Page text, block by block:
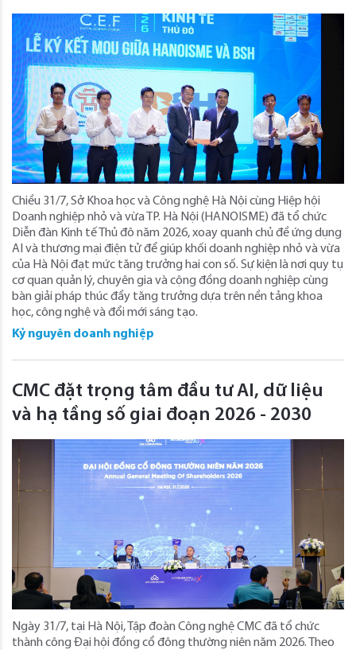
Chiều 31/7, Sở Khoa học và Công nghệ Hà Nội cùng Hiệp hội
Doanh nghiệp nhỏ và vừa TP. Hà Nội (HANOISME) đã tổ chức
Diễn đàn Kinh tế Thủ đô năm 2026, xoay quanh chủ đề ứng dụng
AI và thương mại điện tử để giúp khối doanh nghiệp nhỏ và vừa
của Hà Nội đạt mức tăng trưởng hai con số. Sự kiện là nơi quy tụ
cơ quan quản lý, chuyên gia và cộng đồng doanh nghiệp cùng
bàn giải pháp thúc đẩy tăng trưởng dựa trên nền tảng khoa
học, công nghệ và đổi mới sáng tạo.
Kỷ nguyên doanh nghiệp
CMC đặt trọng tâm đầu tư AI, dữ liệu
và hạ tầng số giai đoạn 2026 - 2030
Ngày 31/7, tại Hà Nội, Tập đoàn Công nghệ CMC đã tổ chức
thành công Đại hội đồng cổ đông thường niên năm 2026. Theo